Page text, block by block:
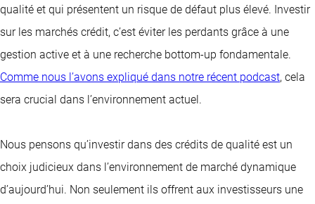
qualité et qui présentent un risque de défaut plus élevé. Investir
sur les marchés crédit, c’est éviter les perdants grâce à une
gestion active et à une recherche bottom-up fondamentale.
Comme nous l’avons expliqué dans notre récent podcast, cela
sera crucial dans l’environnement actuel.
Nous pensons qu’investir dans des crédits de qualité est un
choix judicieux dans l’environnement de marché dynamique
d’aujourd’hui. Non seulement ils offrent aux investisseurs une